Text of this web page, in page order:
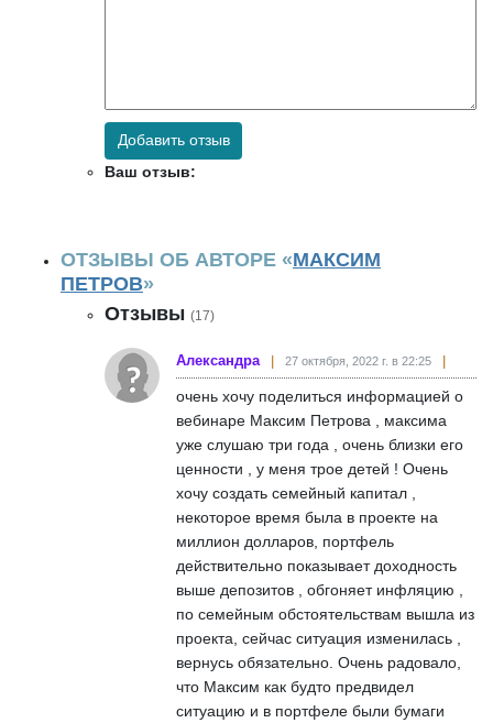
Добавить отзыв
Ваш отзыв:
ОТЗЫВЫ ОБ АВТОРЕ «МАКСИМ
ПЕТРОВ»
Отзывы (17)
Александра 27 октября, 2022 г. в 22:25
очень хочу поделиться информацией о
вебинаре Максим Петрова , максима
уже слушаю три года , очень близки его
ценности , у меня трое детей ! Очень
хочу создать семейный капитал ,
некоторое время была в проекте на
миллион долларов, портфель
действительно показывает доходность
выше депозитов , обгоняет инфляцию ,
по семейным обстоятельствам вышла из
проекта, сейчас ситуация изменилась ,
вернусь обязательно. Очень радовало,
что Максим как будто предвидел
ситуацию и в портфеле были бумаги